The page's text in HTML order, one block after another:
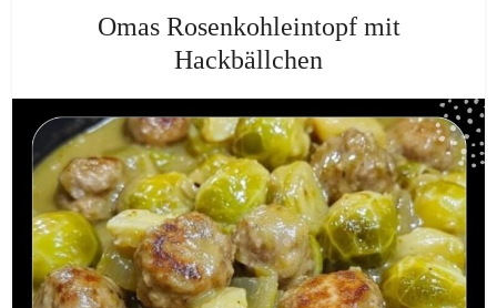
Omas Rosenkohleintopf mit
Hackbällchen